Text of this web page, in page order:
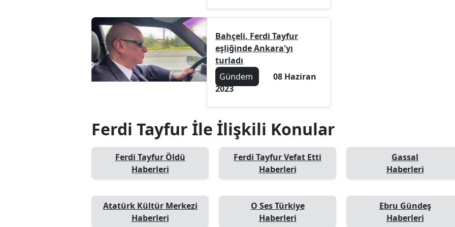
Bahçeli, Ferdi Tayfur
eşliğinde Ankara'yı
turladı
Gündem
08 Haziran
2023
Ferdi Tayfur İle İlişkili Konular
Ferdi Tayfur Öldü
Haberleri
Ferdi Tayfur Vefat Etti
Haberleri
Gassal
Haberleri
Atatürk Kültür Merkezi
Haberleri
O Ses Türkiye
Haberleri
Ebru Gündeş
Haberleri